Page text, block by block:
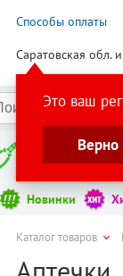
Способы оплаты
Саратовская обл.
Это ваш
Верно
Инструменты
Новинки
Каталог товаров